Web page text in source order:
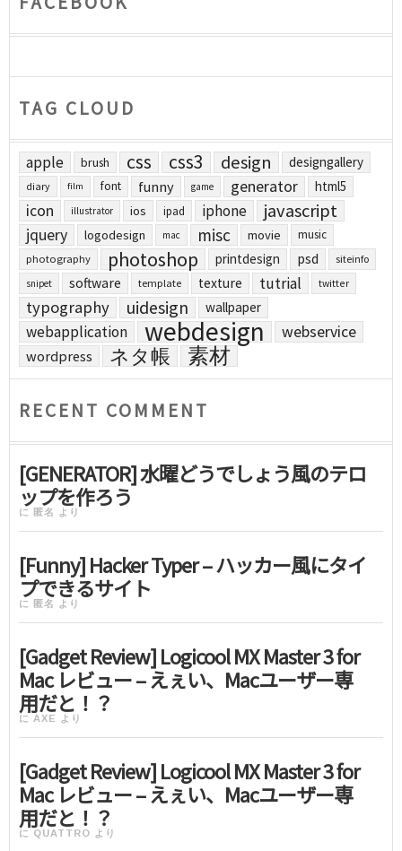
TAG CLOUD
apple brush css css3 design designgallery
diary film font funny game generator html5
icon illustrator ios ipad iphone javascript
jquery logodesign mac misc movie music
photography photoshop printdesign psd siteinfo
snipet software template texture tutrial twitter
typography uidesign wallpaper
webapplication webdesign webservice
wordpress ネタ帳 素材
RECENT COMMENT
[GENERATOR] 水曜どうでしょう風のテロ
ップを作ろう
に 匿名 より
[Funny] Hacker Typer – ハッカー風にタイ
プできるサイト
に 匿名 より
[Gadget Review] Logicool MX Master 3 for
Mac レビュー – えぇい、Macユーザー専
用だと！？
に AXE より
[Gadget Review] Logicool MX Master 3 for
Mac レビュー – えぇい、Macユーザー専
用だと！？
に QUATTRO より